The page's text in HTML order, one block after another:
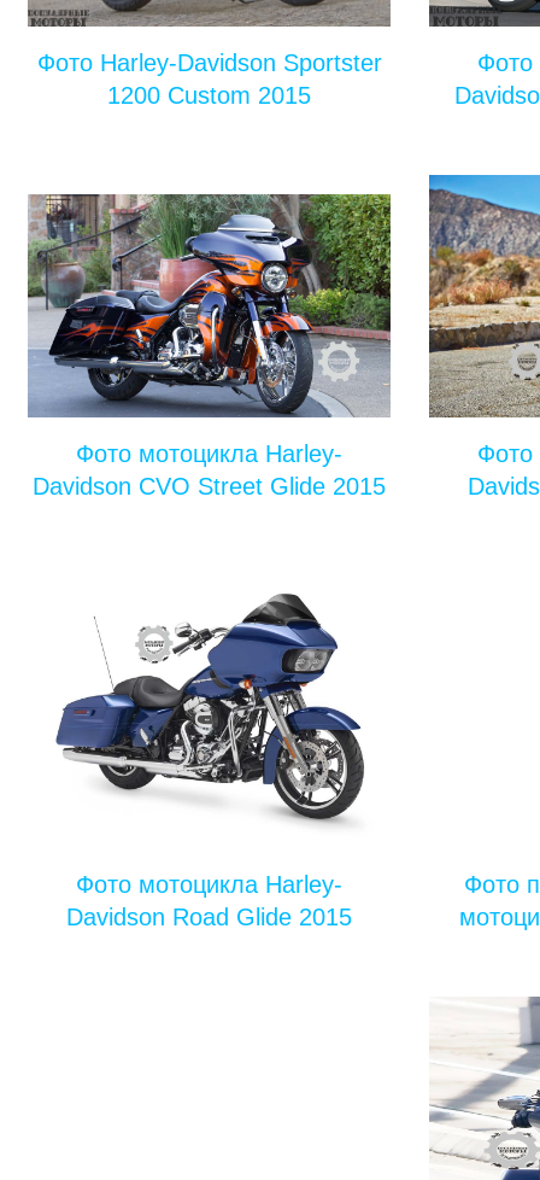
Фото Harley-Davidson Sportster
1200 Custom 2015
Фото
Фото мотоцикла Harley-
Davidson CVO Street Glide 2015
Фото
Фото мотоцикла Harley-
Davidson Road Glide 2015
Фото